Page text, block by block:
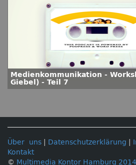
Medienkommunikation -
Giebel) - Teil 7
Über uns Datenschutzerklärung
Kontakt
© Multimedia Kontor Hamburg 2014